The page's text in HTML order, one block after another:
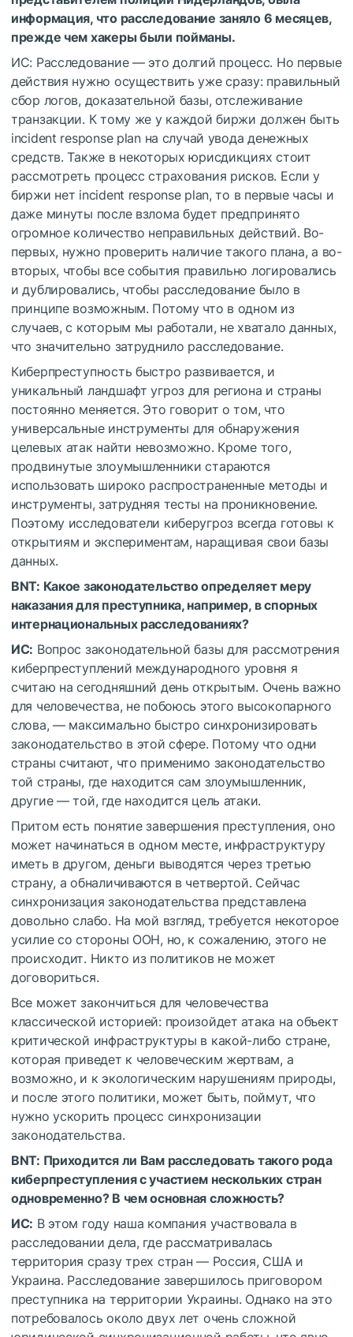
информация, что расследование заняло 6 месяцев,
прежде чем хакеры были пойманы.
ИС: Расследование — это долгий процесс. Но первые
действия нужно осуществить уже сразу: правильный
сбор логов, доказательной базы, отслеживание
транзакции. К тому же у каждой биржи должен быть
incident response plan на случай увода денежных
средств. Также в некоторых юрисдикциях стоит
рассмотреть процесс страхования рисков. Если у
биржи нет incident response plan, то в первые часы и
даже минуты после взлома будет предпринято
огромное количество неправильных действий. Во-
первых, нужно проверить наличие такого плана, а во-
вторых, чтобы все события правильно логировались
и дублировались, чтобы расследование было в
принципе возможным. Потому что в одном из
случаев, с которым мы работали, не хватало данных,
что значительно затруднило расследование.
Киберпреступность быстро развивается, и
уникальный ландшафт угроз для региона и страны
постоянно меняется. Это говорит о том, что
универсальные инструменты для обнаружения
целевых атак найти невозможно. Кроме того,
продвинутые злоумышленники стараются
использовать широко распространенные методы и
инструменты, затрудняя тесты на проникновение.
Поэтому исследователи киберугроз всегда готовы к
открытиям и экспериментам, наращивая свои базы
данных.
BNT: Какое законодательство определяет меру
наказания для преступника, например, в спорных
интернациональных расследованиях?
ИС: Вопрос законодательной базы для рассмотрения
киберпреступлений международного уровня я
считаю на сегодняшний день открытым. Очень важно
для человечества, не побоюсь этого высокопарного
слова, — максимально быстро синхронизировать
законодательство в этой сфере. Потому что одни
страны считают, что применимо законодательство
той страны, где находится сам злоумышленник,
другие — той, где находится цель атаки.
Притом есть понятие завершения преступления, оно
может начинаться в одном месте, инфраструктуру
иметь в другом, деньги выводятся через третью
страну, а обналичиваются в четвертой. Сейчас
синхронизация законодательства представлена
довольно слабо. На мой взгляд, требуется некоторое
усилие со стороны ООН, но, к сожалению, этого не
происходит. Никто из политиков не может
договориться.
Все может закончиться для человечества
классической историей: произойдет атака на объект
критической инфраструктуры в какой-либо стране,
которая приведет к человеческим жертвам, а
возможно, и к экологическим нарушениям природы,
и после этого политики, может быть, поймут, что
нужно ускорить процесс синхронизации
законодательства.
BNT: Приходится ли Вам расследовать такого рода
киберпреступления с участием нескольких стран
одновременно? В чем основная сложность?
ИС: В этом году наша компания участвовала в
расследовании дела, где рассматривалась
территория сразу трех стран — Россия, США и
Украина. Расследование завершилось приговором
преступника на территории Украины. Однако на это
потребовалось около двух лет очень сложной